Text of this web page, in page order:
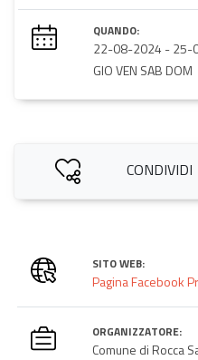
QUANDO:
22-08-2024 -25-
GIO VEN SAB DOM
CONDIVIDI
SITO WEB:
Pagina Facebook
ORGANIZZATORE:
Comune di Rocca